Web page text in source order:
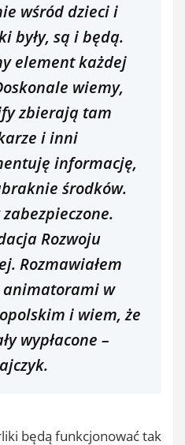
wśród dzieci i
były, są i będą.
element każdej
wiemy,
zbierają tam
i inni
informację,
środków.
Rozwoju
Rozmawiałem
w
i wiem, że
wypłacone –
będą funkcjonować tak